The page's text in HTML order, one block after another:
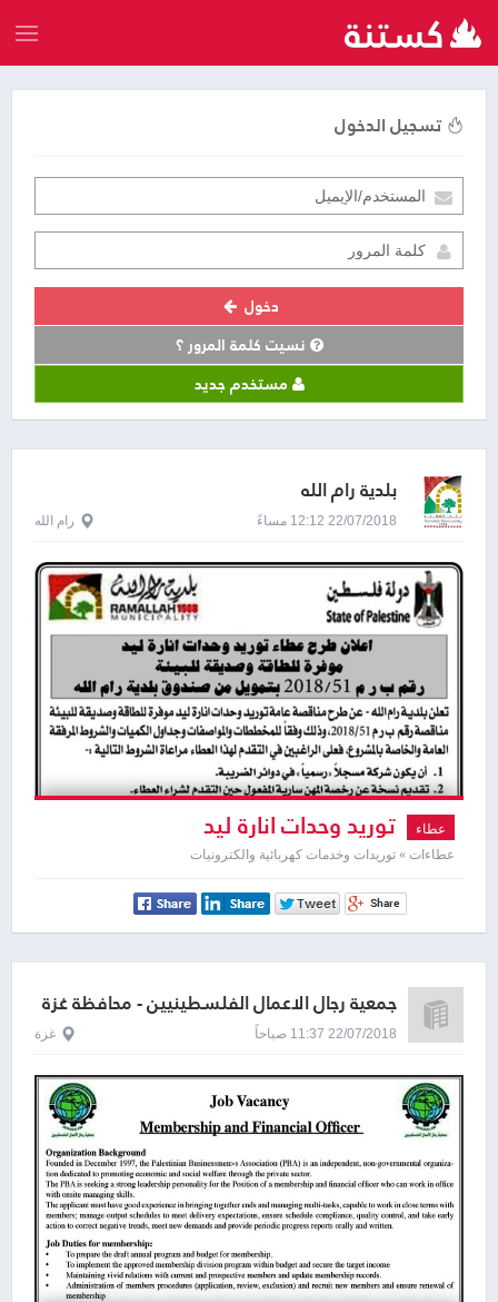
تسجيل الدخول
دخول
نسيت كلمة المرور ؟
مستخدم جديد
بلدية رام الله
22/07/2018 12:12 مساءً رام الله
عطاء توريد وحدات انارة ليد
عطاءات » توريدات وخدمات كهربائية والكترونيات
جمعية رجال الاعمال الفلسطينيين - محافظة غزة
22/07/2018 11:37 صباحاً غزة